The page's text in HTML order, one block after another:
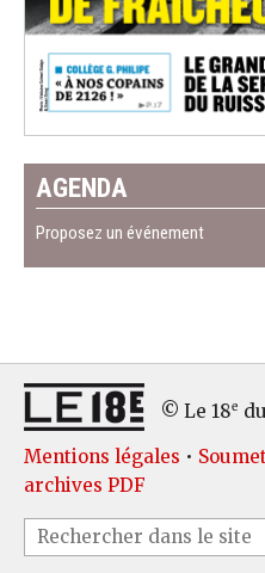
AGENDA
Proposez un événement
© Le 18e
Mentions légales •
archives PDF